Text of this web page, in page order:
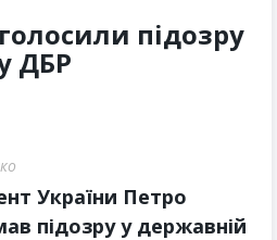
підозру
ДБР
України Петро
підозру у державній